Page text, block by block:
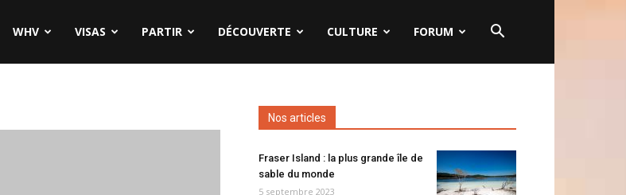
WHV VISAS PARTIR DÉCOUVERTE CULTURE FORUM
Nos articles
Fraser Island : la plus grande île de
sable du monde
5 septembre 2023